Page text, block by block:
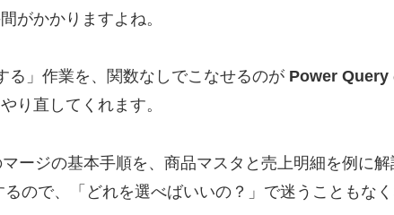
がかかりますよね。
る」作業を、関数なしでこなせるのが Power Query
り直してくれます。
ージの基本手順を、商品マスタと売上明細を例に
るので、「どれを選べばいいの？」で迷うこともなく